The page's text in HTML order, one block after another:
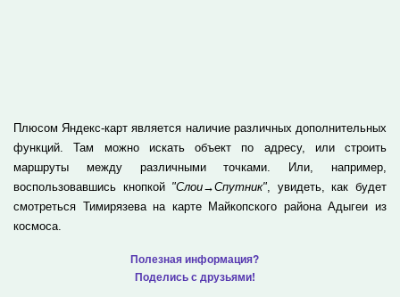
Плюсом Яндекс-карт является наличие различных дополнительных
функций. Там можно искать объект по адресу, или строить
маршруты между различными точками. Или, например,
воспользовавшись кнопкой "Слои→Спутник", увидеть, как будет
смотреться Тимирязева на карте Майкопского района Адыгеи из
космоса.
Полезная информация?
Поделись с друзьями!